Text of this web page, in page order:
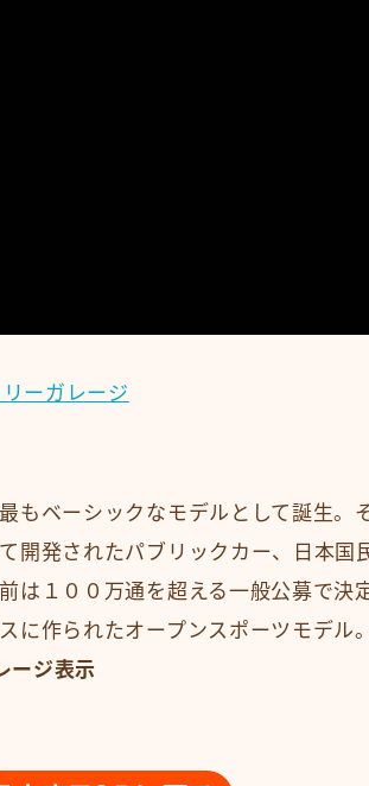
ーガレージ
もベーシックなモデルとして誕生。
開発されたパブリックカー、日本国
は１００万通を超える一般公募で決
に作られたオープンスポーツモデル。
ージ表示